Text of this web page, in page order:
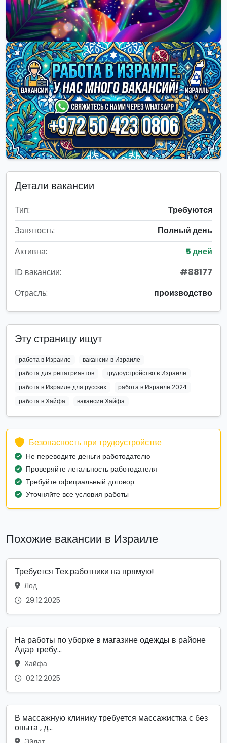
Детали вакансии
Тип:
Требуются
Занятость:
Полный день
Активна:
5 дней
ID вакансии:
#88177
Отрасль:
производство
Эту страницу ищут
работа в Израиле
вакансии в Израиле
работа для репатриантов
трудоустройство в Израиле
работа в Израиле для русских
работа в Израиле 2024
работа в Хайфа
вакансии Хайфа
Безопасность при трудоустройстве
Не переводите деньги работодателю
Проверяйте легальность работодателя
Требуйте официальный договор
Уточняйте все условия работы
Похожие вакансии в Израиле
Требуется Тех.работники на прямую!
Лод
29.12.2025
На работы по уборке в магазине одежды в районе
Адар требу...
Хайфа
02.12.2025
В массажную клинику требуется массажистка с без
опыта , д...